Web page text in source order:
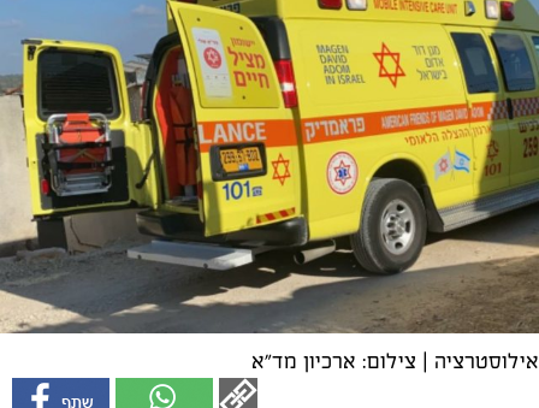
אילוסטרציה | צילום: ארכיון מד"א